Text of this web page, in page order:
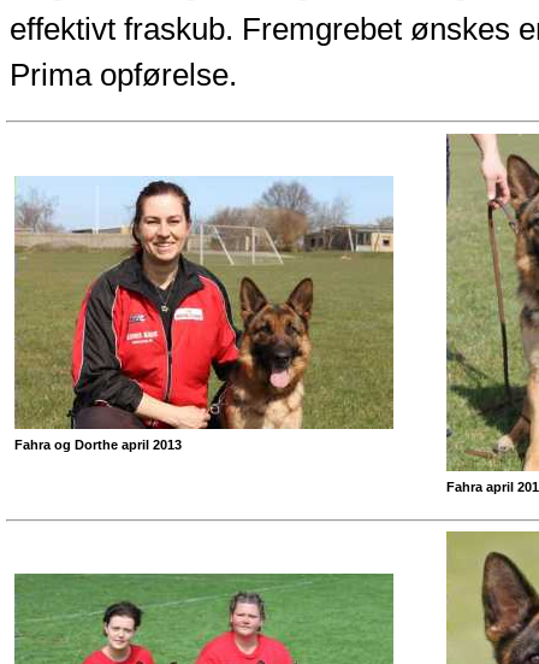
effektivt fraskub. Fremgrebet ønskes
Prima opførelse.
Fahra og Dorthe april 2013
Fahra april